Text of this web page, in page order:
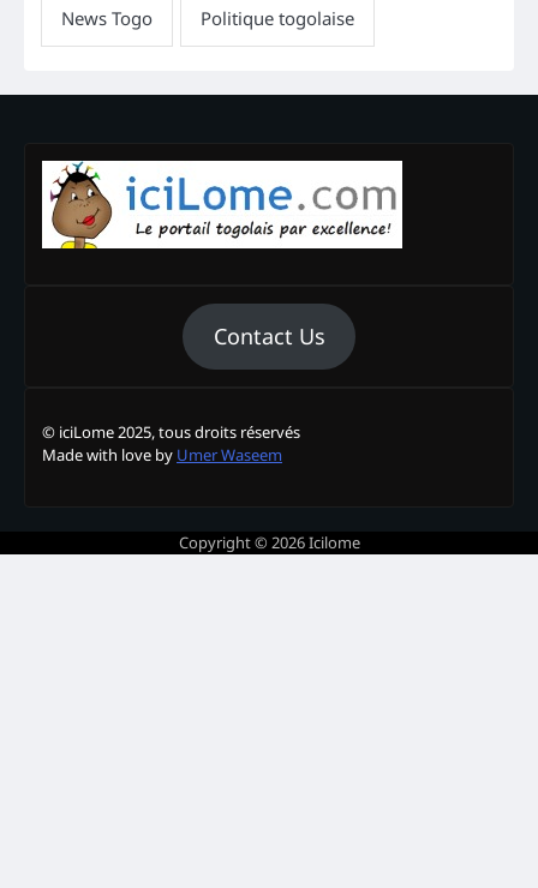
Contact Us
© iciLome 2025, tous droits réservés
Made with love by Umer Waseem
Copyright © 2026Icilome